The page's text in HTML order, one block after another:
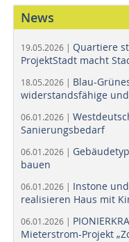
News
19.05.2026 | Quartiere
ProjektStadt macht
18.05.2026 | Blau-
widerstandsfähige
06.01.2026 |
Sanierungsbedarf
06.01.2026 |
bauen
06.01.2026 | Instone
realisieren Haus mit
06.01.2026 |
Mieterstrom-Projekt